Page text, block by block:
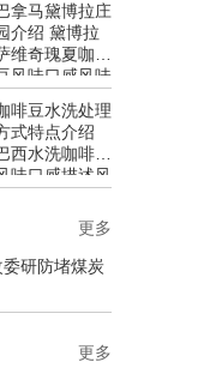
拿马黛博拉庄
介绍 黛博拉
维奇瑰夏咖啡
风味口感风味
啡豆水洗处理
式特点介绍
西水洗咖啡豆
味口感描述风
研防堵煤炭
更多
更多